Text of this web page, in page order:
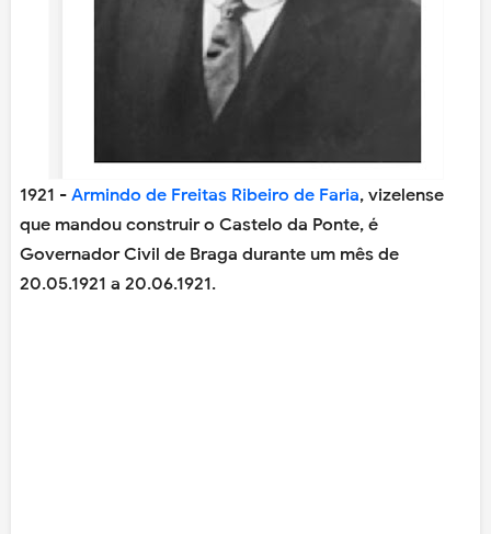
1921 - Armindo de Freitas Ribeiro de Faria, vizelense
que mandou construir o Castelo da Ponte, é
Governador Civil de Braga durante um mês de
20.05.1921 a 20.06.1921.